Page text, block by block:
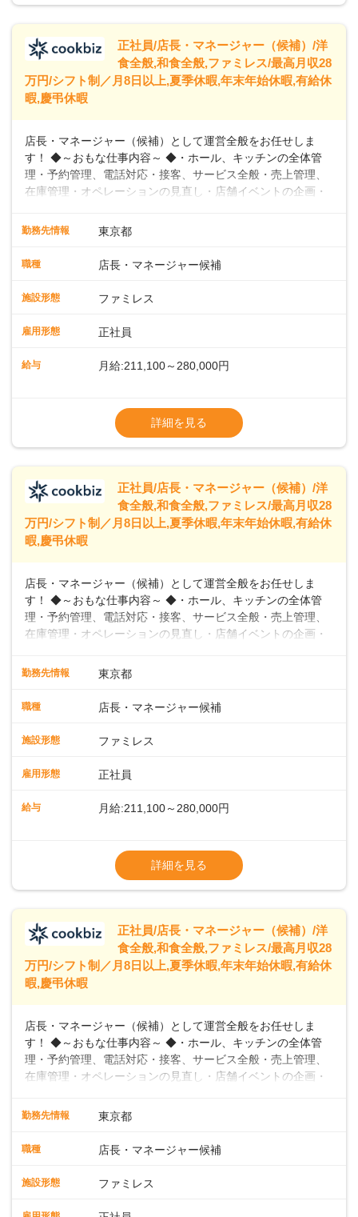
います。
給245,800円～②エリア社員 ：月給
正社員/店長・マネージャー（候補）/洋
食全般,和食全般,ファミレス/最高月収28
万円/シフト制／月8日以上,夏季休暇,年末年始休暇,有給休
暇,慶弔休暇
店長・マネージャー（候補）として運営全般をお任せしま
す！ ◆～おもな仕事内容～ ◆・ホール、キッチンの全体管
理・予約管理、電話対応・接客、サービス全般・売上管理、
在庫管理・オペレーションの見直し・店舗イベントの企画・
入社後はスキルに合わせた業務からお任せしますので、徐々
向上を目指すDX推進～ ◆すかいらーくのレストランでは、
スタッフの働きやすさをサポートしています。配膳ロボット
や歩行数が約40%も削減されました！また、配膳ロボットに
なDX（デジタルトランスフォーメーション）の取り組みを進
います。私たちは、多様な働き方を提供し、ライフステージ
に合わせた柔軟な勤務時間や働きやすい環境を整えていま
います。
勤務先情報 東京都
職種 店長・マネージャー候補
施設形態 ファミレス
雇用形態 正社員
給与 月給:211,100～280,000円
※残業代全額支給
※経験に応じて応相談①ナショナル社員：月
給245,800円～②エリア社員 ：月給
詳細を見る
正社員/店長・マネージャー（候補）/洋
食全般,和食全般,ファミレス/最高月収28
万円/シフト制／月8日以上,夏季休暇,年末年始休暇,有給休
暇,慶弔休暇
店長・マネージャー（候補）として運営全般をお任せしま
す！ ◆～おもな仕事内容～ ◆・ホール、キッチンの全体管
理・予約管理、電話対応・接客、サービス全般・売上管理、
在庫管理・オペレーションの見直し・店舗イベントの企画・
入社後はスキルに合わせた業務からお任せしますので、徐々
向上を目指すDX推進～ ◆すかいらーくのレストランでは、
スタッフの働きやすさをサポートしています。配膳ロボット
や歩行数が約40%も削減されました！また、配膳ロボットに
なDX（デジタルトランスフォーメーション）の取り組みを進
います。私たちは、多様な働き方を提供し、ライフステージ
に合わせた柔軟な勤務時間や働きやすい環境を整えていま
います。
勤務先情報 東京都
職種 店長・マネージャー候補
施設形態 ファミレス
雇用形態 正社員
給与 月給:211,100～280,000円
※残業代全額支給
※経験に応じて応相談①ナショナル社員：月
給245,800円～②エリア社員 ：月給
詳細を見る
正社員/店長・マネージャー（候補）/洋
食全般,和食全般,ファミレス/最高月収28
万円/シフト制／月8日以上,夏季休暇,年末年始休暇,有給休
暇,慶弔休暇
店長・マネージャー（候補）として運営全般をお任せしま
す！ ◆～おもな仕事内容～ ◆・ホール、キッチンの全体管
理・予約管理、電話対応・接客、サービス全般・売上管理、
在庫管理・オペレーションの見直し・店舗イベントの企画・
入社後はスキルに合わせた業務からお任せしますので、徐々
向上を目指すDX推進～ ◆すかいらーくのレストランでは、
スタッフの働きやすさをサポートしています。配膳ロボット
や歩行数が約40%も削減されました！また、配膳ロボットに
勤務先情報 東京都
職種 店長・マネージャー候補
施設形態 ファミレス